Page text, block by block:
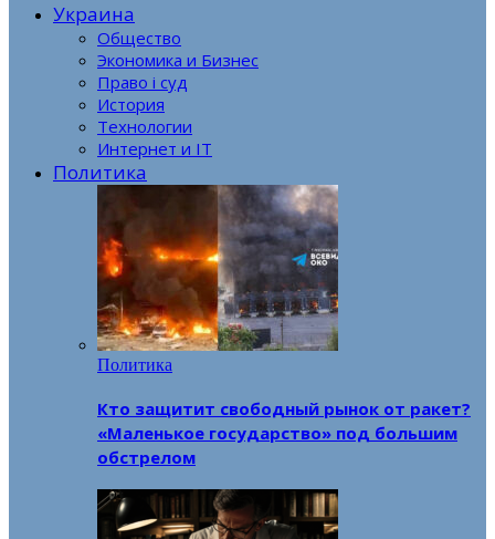
Украина
Общество
Экономика и Бизнес
Право і суд
История
Технологии
Интернет и IT
Политика
Политика
Кто защитит свободный рынок от ракет?
«Маленькое государство» под большим
обстрелом